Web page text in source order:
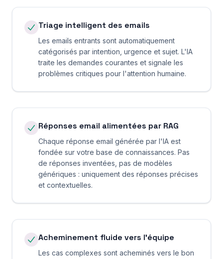
Triage intelligent des emails
Les emails entrants sont automatiquement
catégorisés par intention, urgence et sujet. L'IA
traite les demandes courantes et signale les
problèmes critiques pour l'attention humaine.
Réponses email alimentées par RAG
Chaque réponse email générée par l'IA est
fondée sur votre base de connaissances. Pas
de réponses inventées, pas de modèles
génériques : uniquement des réponses précises
et contextuelles.
Acheminement fluide vers l'équipe
Les cas complexes sont acheminés vers le bon